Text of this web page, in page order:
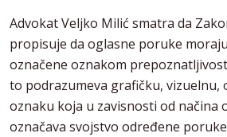
Advokat Veljko Milić smatra da
propisuje da oglasne poruke
označene oznakom
to podrazumeva grafičku, vizuelnu,
oznaku koja u zavisnosti od načina
označava svojstvo određene